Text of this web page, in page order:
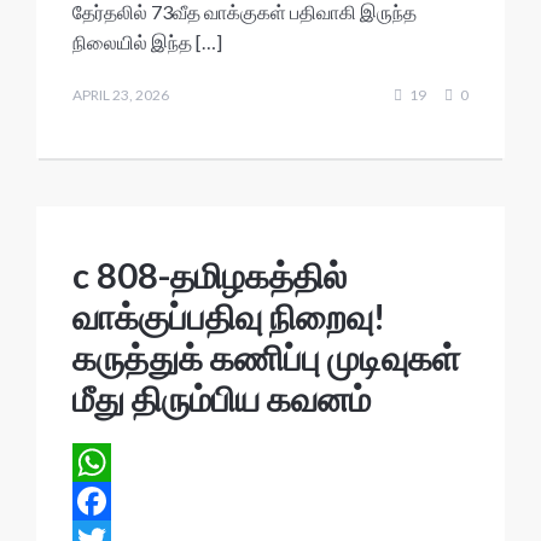
a
r
தேர்தலில் 73வீத வாக்குகள் பதிவாகி இருந்த
நிலையில் இந்த […]
APRIL 23, 2026 19 0
c 808-தமிழகத்தில்
வாக்குப்பதிவு நிறைவு!
கருத்துக் கணிப்பு முடிவுகள்
மீது திரும்பிய கவனம்
W